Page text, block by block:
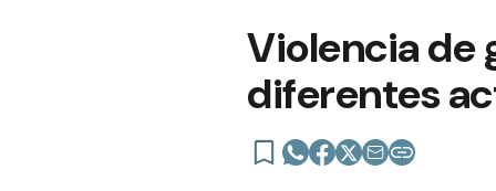
Violencia de
diferentes